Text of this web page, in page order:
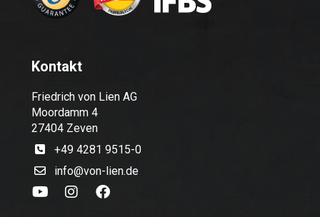
Kontakt
Friedrich von Lien AG
Moordamm 4
27404 Zeven
+49 4281 9515-0
info@von-lien.de